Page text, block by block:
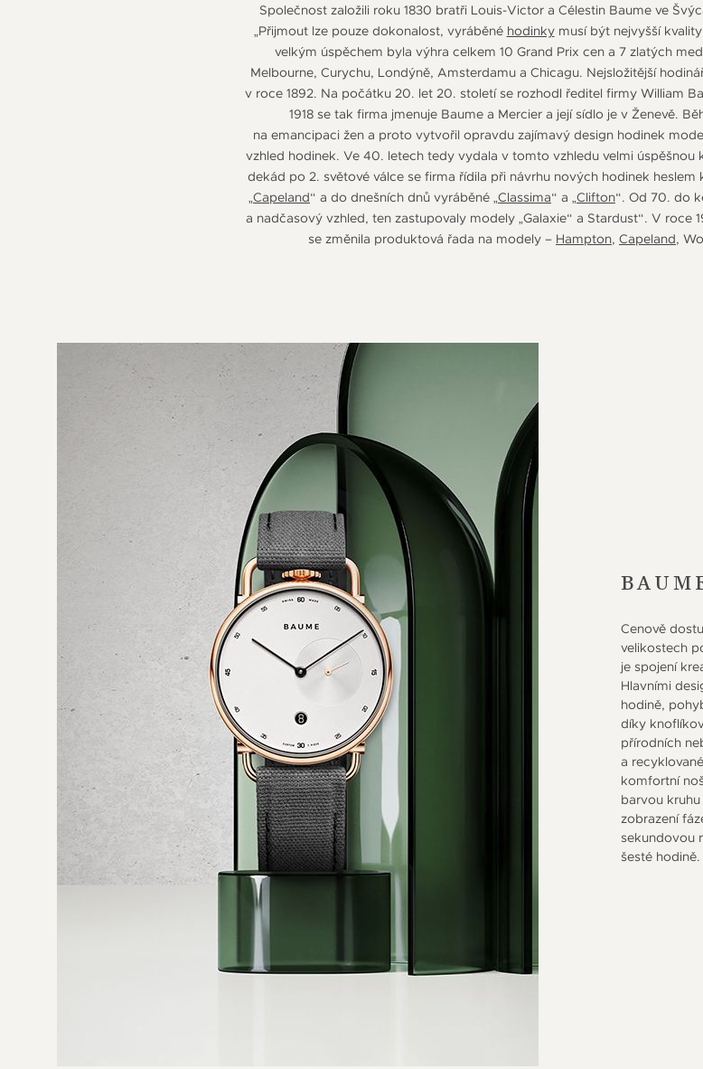
Společnost založili roku 1830 bratři Louis-Victor a Célestin Baume ve
„Přijmout lze pouze dokonalost, vyráběné hodinkymusí být nejvyšší
velkým úspěchem byla výhra celkem 10 Grand Prix cen a 7 zlatých
Melbourne, Curychu, Londýně, Amsterdamu a Chicagu. Nejsložitější
v roce 1892. Na počátku 20. let 20. století se rozhodl ředitel firmy William
1918 se tak firma jmenuje Baume a Mercier a její sídlo je v Ženevě.
na emancipaci žen a proto vytvořil opravdu zajímavý design hodinek
vzhled hodinek. Ve 40. letech tedy vydala v tomto vzhledu velmi úspěšnou
dekád po 2. světové válce se firma řídila při návrhu nových hodinek
„Capeland“ a do dnešních dnů vyráběné „Classima“ a „Clifton“. Od 70. do
a nadčasový vzhled, ten zastupovaly modely „Galaxie“ a Stardust“. V roce
se změnila produktová řada na modely – Hampton, Capeland,
Cenově
velikostech
je spojení
Hlavními
hodině,
díky
přírodních
a
komfortní
barvou
zobrazení
sekundovou
šesté hodině.